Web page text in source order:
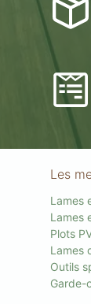
Les
Lames
Lames
Plots
Lames
Outils
Garde-